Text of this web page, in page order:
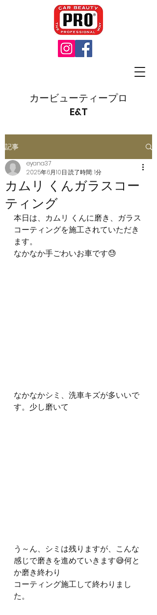
カービューティープロ
E&T
記事
カムリ くんガラスコー
ティング
eyana37
2025年6月10日 読了時間: 1分
本日は、カムリ くんに磨き、ガラス
コーティングを施工されていただき
ます。
なかなか手ごわいお車です😓
なかなかシミ、洗車キズが多いいで
す。少し磨いて
う～ん、シミは残りますが、こんな
感じで磨きを進めていきます😅何と
か磨き終わり
コーティング施工して終わりまし
た。